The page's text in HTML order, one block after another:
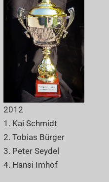
2012
1. Kai Schmidt
2. Tobias Bürger
3. Peter Seydel
4. Hansi Imhof